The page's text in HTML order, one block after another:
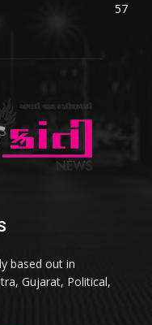
57
based out in
Gujarat, Political,